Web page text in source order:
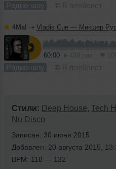
Радио-шоу
4Mal ➝ Vladis Cue — Микшер Русской кибернетики 458 с Евгением Сваловым (4Mal)
60:00
Радио-шоу
Стили: Deep House, Tech
Nu Disco
Записан: 30 июня 2015
Добавлен: 20 августа 2015,
BPM: 118 — 132